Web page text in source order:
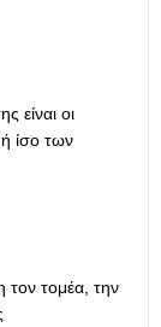
είναι οι
ίσο των
τον τομέα, την